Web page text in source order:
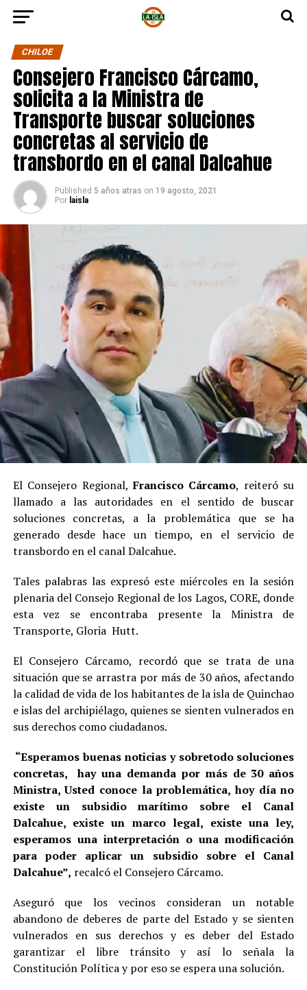
CHILOE
Consejero Francisco Cárcamo,
solicita a la Ministra de
Transporte buscar soluciones
concretas al servicio de
transbordo en el canal Dalcahue
Published 5 años atras on 19 agosto, 2021
Por laisla
El Consejero Regional,Francisco Cárcamo, reiteró su
llamado a las autoridades en el sentido de buscar
soluciones concretas, a la problemática que se ha
generado desde hace un tiempo, en el servicio de
transbordo en el canal Dalcahue.
Tales palabras las expresó este miércoles en la sesión
plenaria del Consejo Regional de los Lagos, CORE, donde
esta vez se encontraba presente la Ministra de
Transporte, Gloria Hutt.
El Consejero Cárcamo, recordó que se trata de una
situación que se arrastra por más de 30 años, afectando
la calidad de vida de los habitantes de la isla de Quinchao
e islas del archipiélago, quienes se sienten vulnerados en
sus derechos como ciudadanos.
“Esperamos buenas noticias y sobretodo soluciones
concretas, hay una demanda por más de 30 años
Ministra, Usted conoce la problemática, hoy día no
existe un subsidio marítimo sobre el Canal
Dalcahue, existe un marco legal, existe una ley,
esperamos una interpretación o una modificación
para poder aplicar un subsidio sobre el Canal
Dalcahue”, recalcó el Consejero Cárcamo.
Aseguró que los vecinos consideran un notable
abandono de deberes de parte del Estado y se sienten
vulnerados en sus derechos y es deber del Estado
garantizar el libre tránsito y así lo señala la
Constitución Política y por eso se espera una solución.